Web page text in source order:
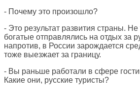
- Почему это произошло?
- Это результат развития страны. Не
богатые отправлялись на отдых за
напротив, в России зарождается
тоже выезжает за границу.
- Вы раньше работали в сфере
Какие они, русские туристы?